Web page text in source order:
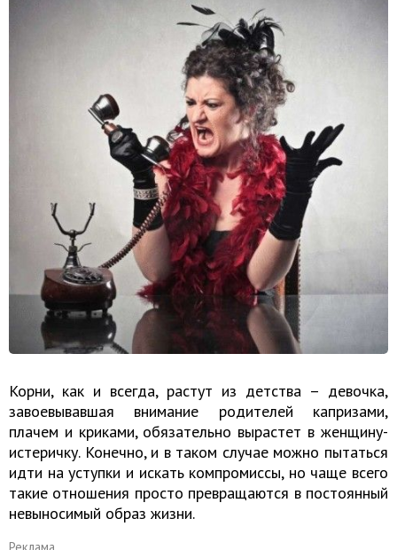
Корни, как и всегда, растут из детства – девочка,
завоевывавшая внимание родителей капризами,
плачем и криками, обязательно вырастет в женщину-
истеричку. Конечно, и в таком случае можно пытаться
идти на уступки и искать компромиссы, но чаще всего
такие отношения просто превращаются в постоянный
невыносимый образ жизни.